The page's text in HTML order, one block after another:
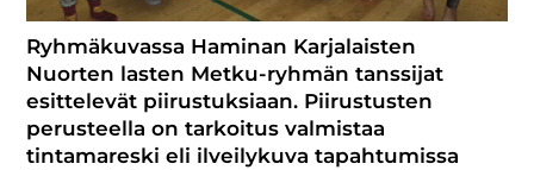
Ryhmäkuvassa Haminan Karjalaisten
Nuorten lasten Metku-ryhmän tanssijat
esittelevät piirustuksiaan. Piirustusten
perusteella on tarkoitus valmistaa
tintamareski eli ilveilykuva tapahtumissa